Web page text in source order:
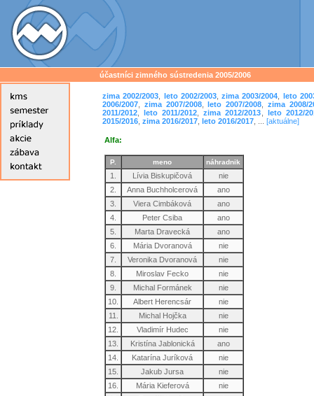
účastníci zimného sústredenia 2005/2006
zima 2002/2003 leto 2002/2003,zima 2003/2004
leto
2006/2007
zima 2007/2008,leto 2007/2008 ,zima 2008/
2011/2012 ,leto 2011/2012 ,zima 2012/2013
leto 2012/
2015/2016 zima 2016/2017 leto 2016/2017 [aktuálne]
Alfa:
P. meno náhradnik
1. Lívia Biskupičová
nie
2.
Anna Buchholcerová
ano
3.
Viera Cimbáková
ano
4.
Peter Csiba
ano
5.
Marta Dravecká
ano
6.
Mária Dvoranová
nie
7.
Veronika Dvoranová
nie
8.
Miroslav Fecko
nie
9.
Michal Formánek
nie
10.
Albert Herencsár
nie
11.
Michal Hojčka
nie
12.
Vladimír Hudec
nie
13.
Kristína Jablonická
ano
14.
Katarína Juríková
nie
15.
Jakub Jursa
nie
16.
Mária Kieferová
nie